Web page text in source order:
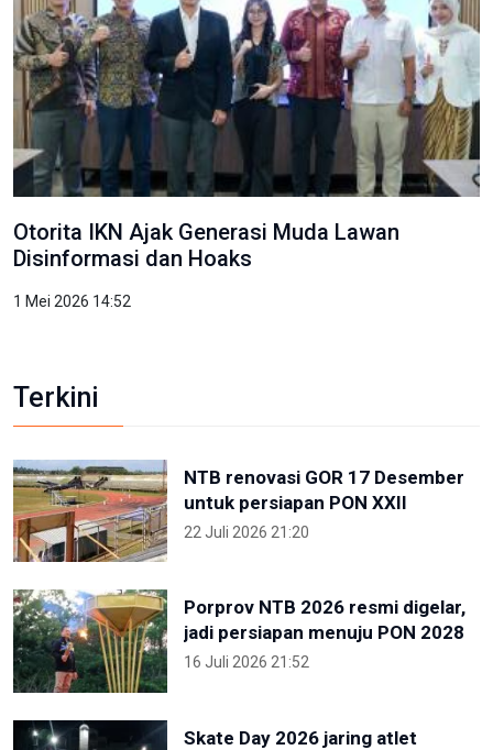
Otorita IKN Ajak Generasi Muda Lawan
Disinformasi dan Hoaks
1 Mei 2026 14:52
Terkini
NTB renovasi GOR 17 Desember
untuk persiapan PON XXII
22 Juli 2026 21:20
Porprov NTB 2026 resmi digelar,
jadi persiapan menuju PON 2028
16 Juli 2026 21:52
Skate Day 2026 jaring atlet